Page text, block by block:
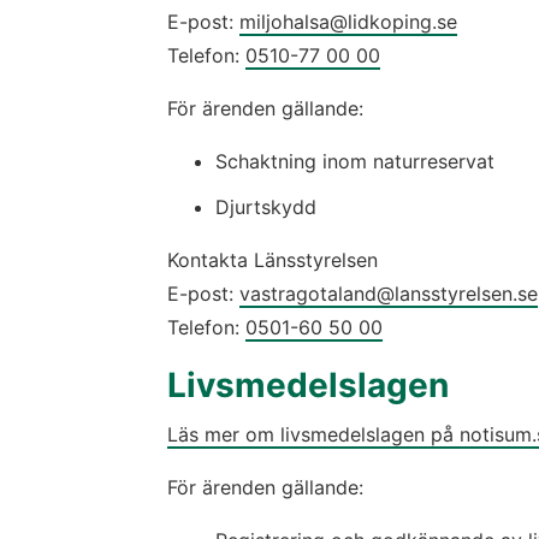
E-post: miljohalsa@lidkoping.se
Telefon: 0510-77 00 00
För ärenden gällande:
Schaktning inom naturreservat
Djurtskydd
Kontakta Länsstyrelsen
E-post: vastragotaland@lansstyrelsen.se
Telefon: 0501-60 50 00
Livsmedelslagen
Läs mer om livsmedelslagen på
För ärenden gällande: